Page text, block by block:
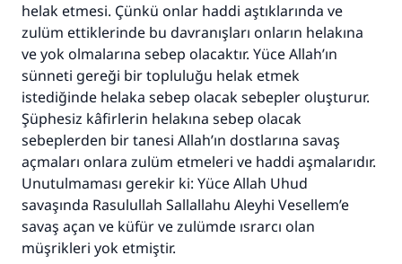
helak etmesi. Çünkü onlar haddi aştıklarında ve
zulüm ettiklerinde bu davranışları onların helakına
ve yok olmalarına sebep olacaktır. Yüce Allah’ın
sünneti gereği bir topluluğu helak etmek
istediğinde helaka sebep olacak sebepler oluşturur.
Şüphesiz kâfirlerin helakına sebep olacak
sebeplerden bir tanesi Allah’ın dostlarına savaş
açmaları onlara zulüm etmeleri ve haddi aşmalarıdır.
Unutulmaması gerekir ki: Yüce Allah Uhud
savaşında Rasulullah Sallallahu Aleyhi Vesellem’e
savaş açan ve küfür ve zulümde ısrarcı olan
müşrikleri yok etmiştir.
110845 Nolu Cevap, bir evliliği
kurtardı.
Ümmete cevapları ulaştırmak için bizi destekle
Rasulullah ﷺ şöyle dedi:
Her kim bir hayra yol gösterirse , hayrı yapan
kişinin sevabı kadar ona sevap yazılır.
(MUSLIM 1893)